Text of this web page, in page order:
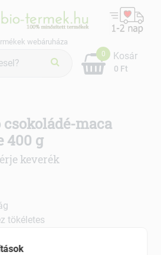
webáruháza
0
0 Ft
Kosár
maca
400 g
keverék
tökéletes